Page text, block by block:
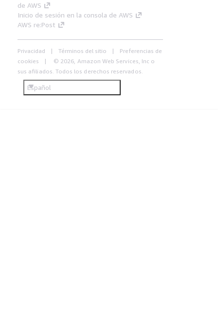
de AWS
Inicio de sesión en la consola de AWS
AWS re:Post
Privacidad Términos del sitio
Preferencias de
cookies
© 2026, Amazon Web Services, Inc o
sus afiliados. Todos los derechos reservados.
Español